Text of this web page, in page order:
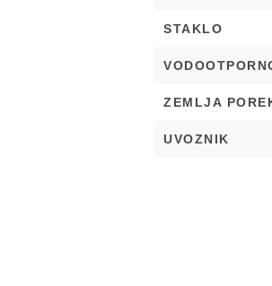
STAKLO
ZEMLJA
UVOZNIK